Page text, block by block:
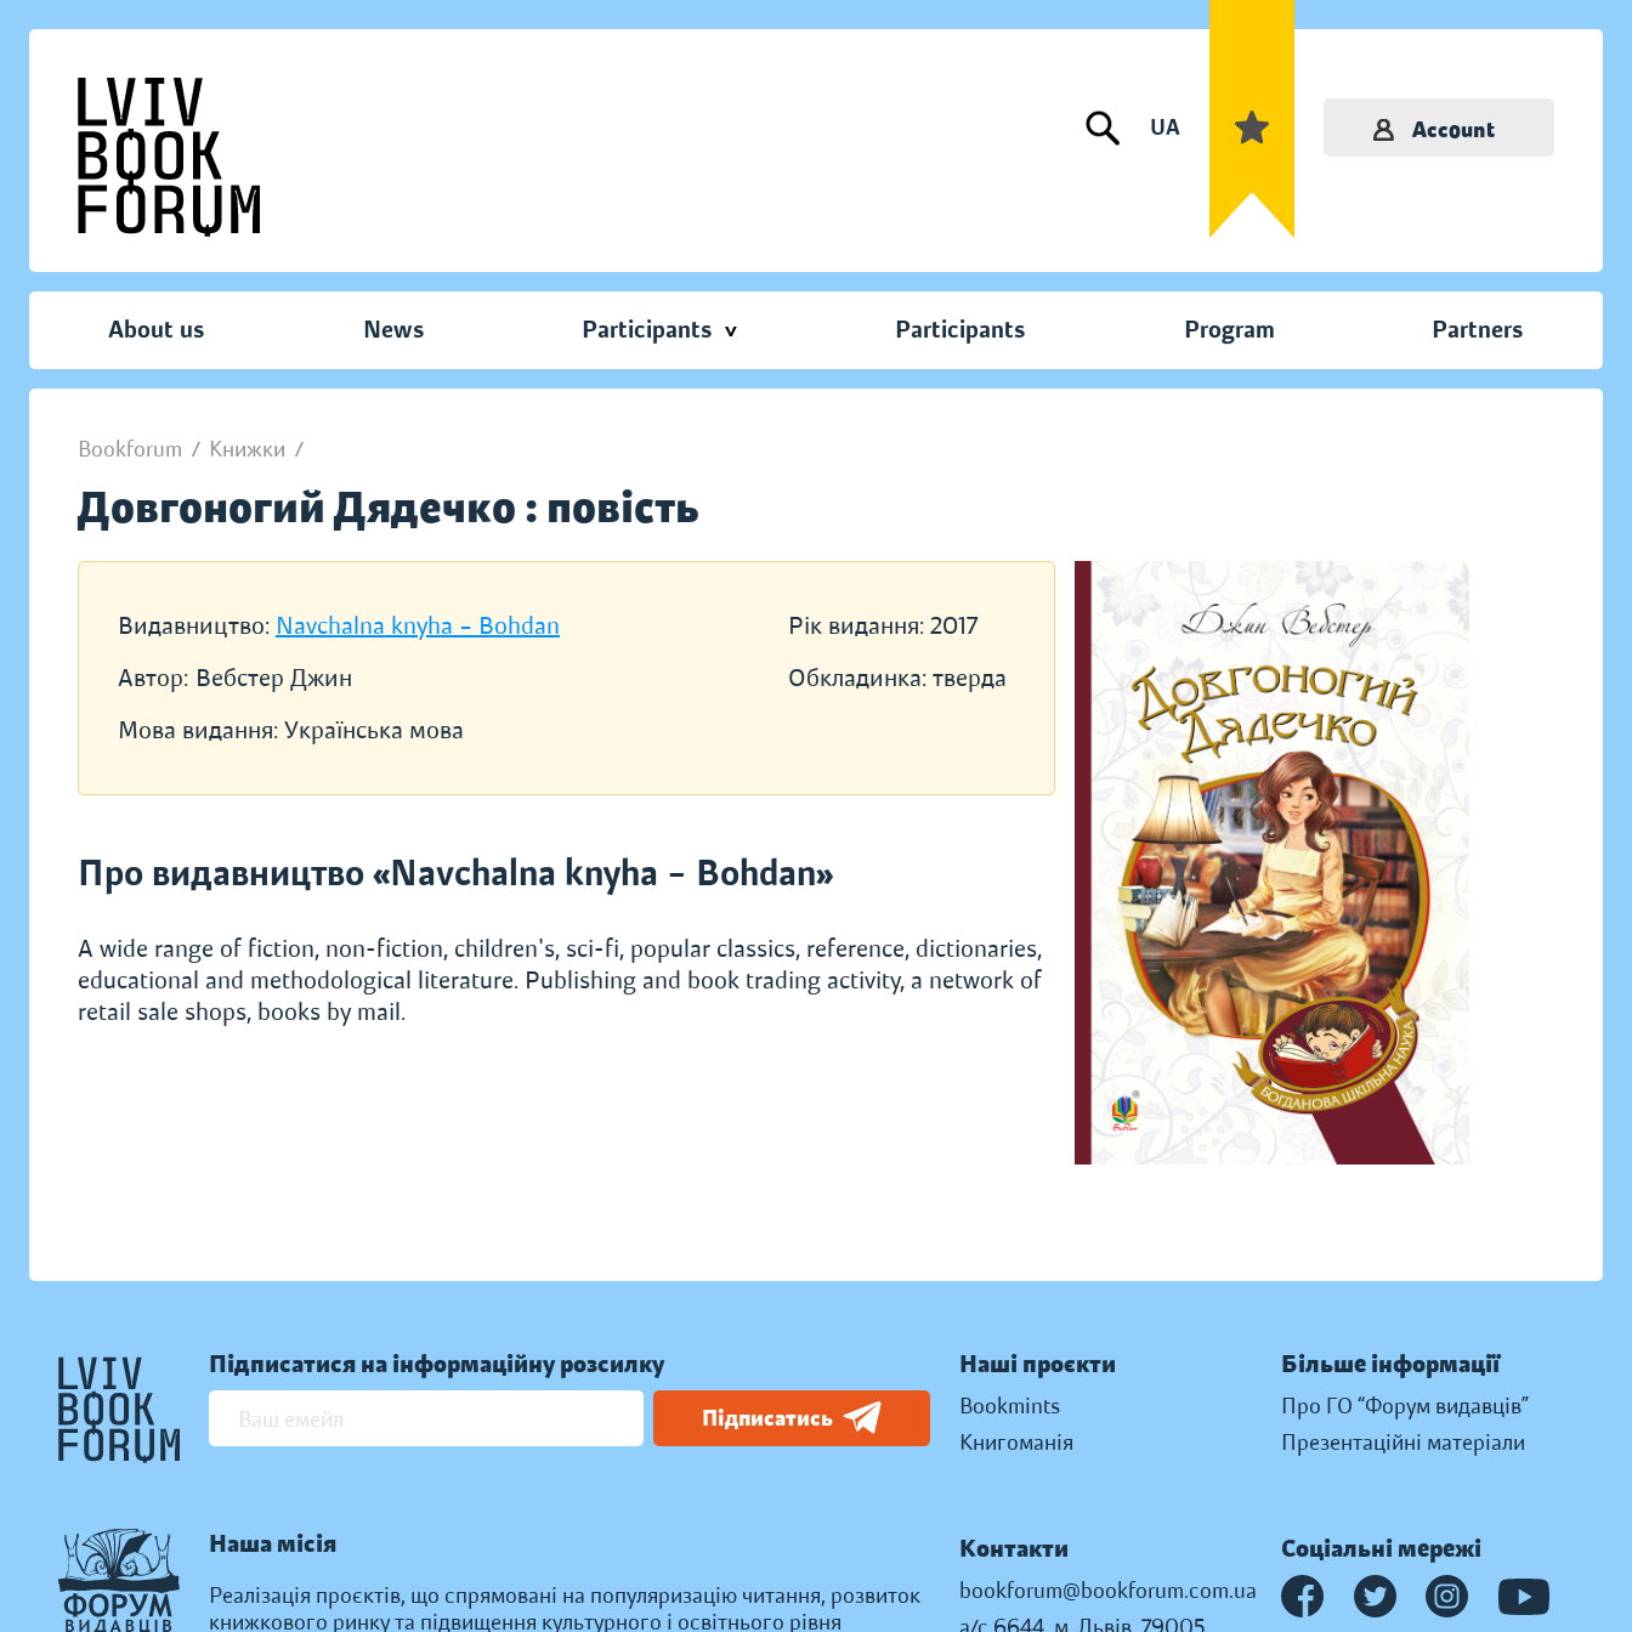
UA Account
About us News Participants Participants Program Partners
Bookforum / Книжки /
Довгоногий Дядечко : повість
Видавництво: Navchalna knyha – Bohdan
Автор: Вебстер Джин
Мова видання: Українська мова
Рік видання: 2017
Обкладинка: тверда
Про видавництво «Navchalna knyha – Bohdan»
A wide range of fiction, non-fiction, children's, sci-fi, popular classics, reference, dictionaries,
educational and methodological literature. Publishing and book trading activity, a network of
retail sale shops, books by mail.
Підписатися на інформаційну розсилку
Підписатись
Наша місія
Реалізація проєктів, що спрямовані на популяризацію читання, розвиток
книжкового ринку та підвищення культурного і освітнього рівня
Наші проєкти
Bookmints
Книгоманія
Більше інформації
Про ГО “Форум видавців”
Презентаційні матеріали
Контакти
bookforum@bookforum.com.ua
Соціальні мережі